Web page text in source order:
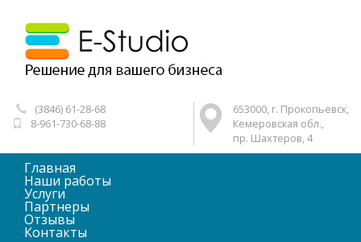
(3846) 61-28-68
8-961-730-68-88
653000, г. Прокопьевск,
Кемеровская обл.,
пр. Шахтеров, 4
Главная
Наши работы
Услуги
Партнеры
Отзывы
Контакты